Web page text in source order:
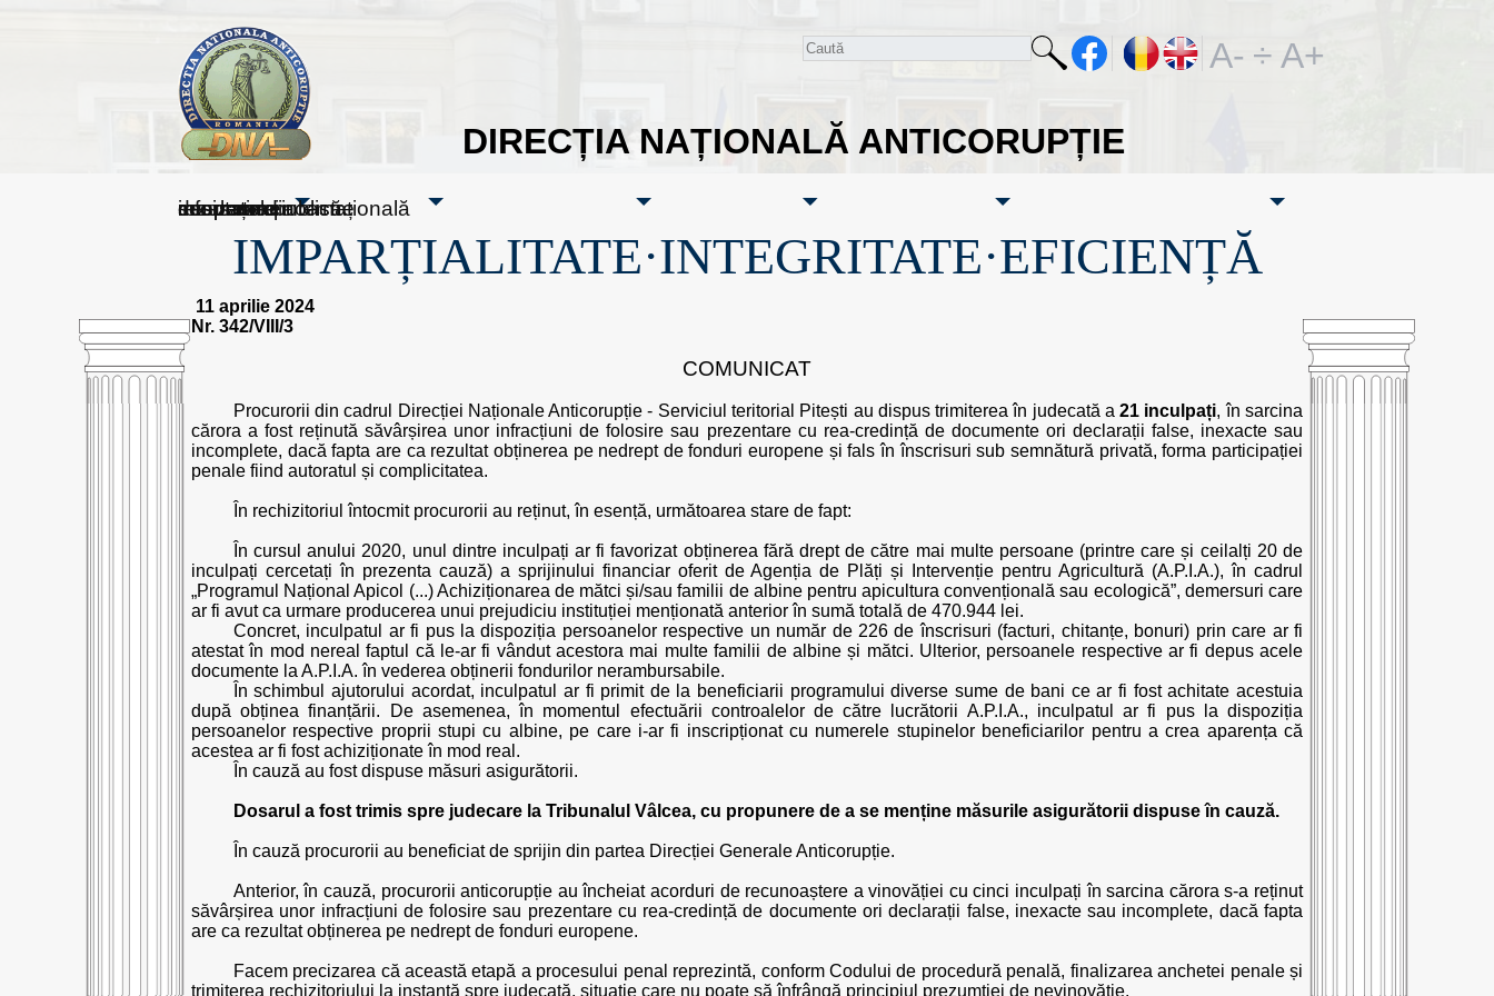
DIRECȚIA NAȚIONALĂ ANTICORUPȚIE
A- ÷ A+
sesizați-ne
despre noi
rezultatele noastre
mass media
informare publică
cooperare internațională
IMPARȚIALITATE·INTEGRITATE·EFICIENȚĂ
11 aprilie 2024
Nr. 342/VIII/3
COMUNICAT
Procurorii din cadrul Direcției Naționale Anticorupție - Serviciul teritorial Pitești au dispus trimiterea în judecată a21 inculpați, în sarcina
cărora a fost reținută săvârșirea unor infracțiuni de folosire sau prezentare cu rea-credință de documente ori declarații false, inexacte sau
incomplete, dacă fapta are ca rezultat obținerea pe nedrept de fonduri europene și fals în înscrisuri sub semnătură privată, forma participației
penale fiind autoratul și complicitatea.
În rechizitoriul întocmit procurorii au reținut, în esență, următoarea stare de fapt:
În cursul anului 2020, unul dintre inculpați ar fi favorizat obținerea fără drept de către mai multe persoane (printre care și ceilalți 20 de
inculpați cercetați în prezenta cauză) a sprijinului financiar oferit de Agenția de Plăți și Intervenție pentru Agricultură (A.P.I.A.), în cadrul
„Programul Național Apicol (...) Achiziționarea de mătci și/sau familii de albine pentru apicultura convențională sau ecologică”, demersuri care
ar fi avut ca urmare producerea unui prejudiciu instituției menționată anterior în sumă totală de 470.944 lei.
Concret, inculpatul ar fi pus la dispoziția persoanelor respective un număr de 226 de înscrisuri (facturi, chitanțe, bonuri) prin care ar fi
atestat în mod nereal faptul că le-ar fi vândut acestora mai multe familii de albine și mătci. Ulterior, persoanele respective ar fi depus acele
documente la A.P.I.A. în vederea obținerii fondurilor nerambursabile.
În schimbul ajutorului acordat, inculpatul ar fi primit de la beneficiarii programului diverse sume de bani ce ar fi fost achitate acestuia
după obținea finanțării. De asemenea, în momentul efectuării controalelor de către lucrătorii A.P.I.A., inculpatul ar fi pus la dispoziția
persoanelor respective proprii stupi cu albine, pe care i-ar fi inscripționat cu numerele stupinelor beneficiarilor pentru a crea aparența că
acestea ar fi fost achiziționate în mod real.
În cauză au fost dispuse măsuri asigurătorii.
Dosarul a fost trimis spre judecare la Tribunalul Vâlcea, cu propunere de a se menține măsurile asigurătorii dispuse în cauză.
În cauză procurorii au beneficiat de sprijin din partea Direcției Generale Anticorupție.
Anterior, în cauză, procurorii anticorupție au încheiat acorduri de recunoaștere a vinovăției cu cinci inculpați în sarcina cărora s-a reținut
săvârșirea unor infracțiuni de folosire sau prezentare cu rea-credință de documente ori declarații false, inexacte sau incomplete, dacă fapta
are ca rezultat obținerea pe nedrept de fonduri europene.
Facem precizarea că această etapă a procesului penal reprezintă, conform Codului de procedură penală, finalizarea anchetei penale și
trimiterea rechizitoriului la instanță spre judecată, situație care nu poate să înfrângă principiul prezumției de nevinovăție.